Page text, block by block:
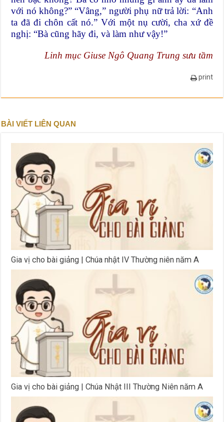
với nó không?” “Vâng,” người phụ nữ trả lời: “Anh
ta đã đi chôn cất nó.” Với một nụ cười, cha xứ đề
nghị: “Bà cũng hãy đi, và làm như vậy!”
Linh mục Giuse Ngô Quang Trung sưu tầm
print
BÀI VIẾT LIÊN QUAN
Gia vị cho bài giảng | Chúa nhật IV Thường niên năm A
Gia vị cho bài giảng | Chúa Nhật III Thường Niên năm A